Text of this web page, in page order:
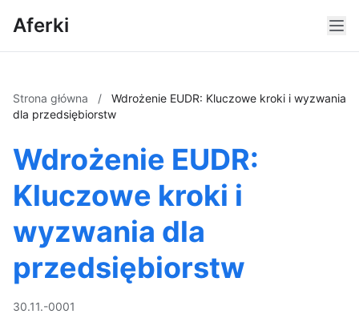
Aferki
Strona główna /
Wdrożenie EUDR: Kluczowe kroki i wyzwania
dla przedsiębiorstw
Wdrożenie EUDR:
Kluczowe kroki i
wyzwania dla
przedsiębiorstw
30.11.-0001